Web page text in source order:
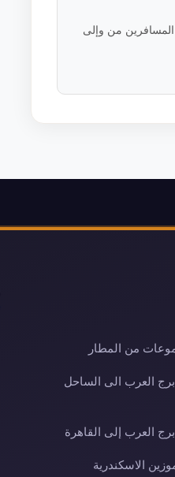
— أكثر من 15 عاماً في خدمة المسافرين من وإلى
من المطار
العرب الى الساحل
العرب إلى القاهرة
الاسكندرية